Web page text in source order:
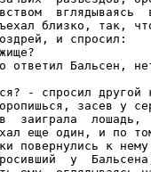
вглядываясь
близко, так,
и спросил:
ответил Бальсен,
- спросил другой
засев у
заиграла  лошадь,
еще один, и по
к нему
у